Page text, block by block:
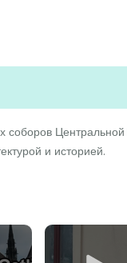
соборов
и историей.